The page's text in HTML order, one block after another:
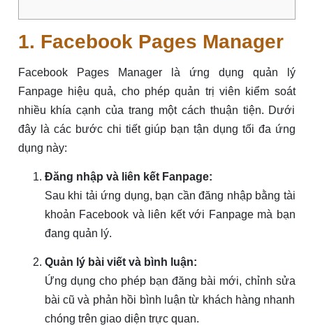
1. Facebook Pages Manager
Facebook Pages Manager là ứng dụng quản lý
Fanpage hiệu quả, cho phép quản trị viên kiểm soát
nhiều khía cạnh của trang một cách thuận tiện. Dưới
đây là các bước chi tiết giúp bạn tận dụng tối đa ứng
dụng này:
Đăng nhập và liên kết Fanpage:
Sau khi tải ứng dụng, bạn cần đăng nhập bằng tài
khoản Facebook và liên kết với Fanpage mà bạn
đang quản lý.
Quản lý bài viết và bình luận:
Ứng dụng cho phép bạn đăng bài mới, chỉnh sửa
bài cũ và phản hồi bình luận từ khách hàng nhanh
chóng trên giao diện trực quan.